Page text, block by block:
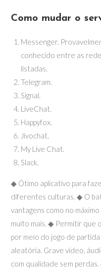
Como mudar o
Messenger.
conhecido entre as
listadas.
Telegram.
Signal.
LiveChat.
Happyfox.
Jivochat.
My Live Chat.
Slack.
◆ Ótimo aplicativo para
diferentes culturas. ◆ O
vantagens como no
muito mais. ◆ Permitir que
por meio do jogo de
aleatória. Grave vídeo,
com qualidade sem